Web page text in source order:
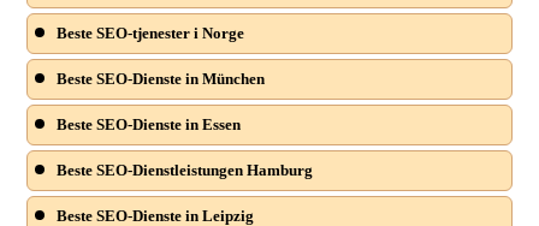
Beste SEO-tjenester i Norge
Beste SEO-Dienste in München
Beste SEO-Dienste in Essen
Beste SEO-Dienstleistungen Hamburg
Beste SEO-Dienste in Leipzig